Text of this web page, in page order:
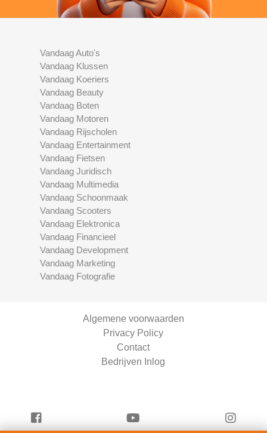
Vandaag Auto's
Vandaag Klussen
Vandaag Koeriers
Vandaag Beauty
Vandaag Boten
Vandaag Motoren
Vandaag Rijscholen
Vandaag Entertainment
Vandaag Fietsen
Vandaag Juridisch
Vandaag Multimedia
Vandaag Schoonmaak
Vandaag Scooters
Vandaag Elektronica
Vandaag Financieel
Vandaag Development
Vandaag Marketing
Vandaag Fotografie
Algemene voorwaarden
Privacy Policy
Contact
Bedrijven Inlog